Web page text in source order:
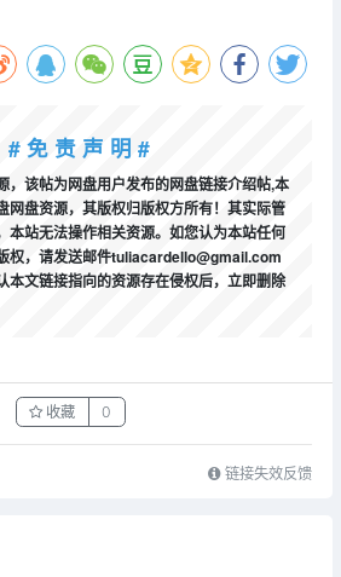
# 免 责 声 明 #
，该帖为网盘用户发布的网盘链接介绍帖,本
网盘资源，其版权归版权方所有！其实际管
本站无法操作相关资源。如您认为本站任何
权，请发送邮件tuliacardello@gmail.com
本文链接指向的资源存在侵权后，立即删除
收藏 0
链接失效反馈